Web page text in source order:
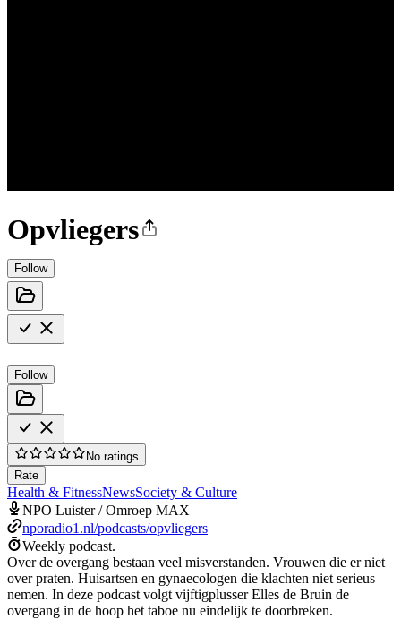
Opvliegers
Follow
Follow
No ratings
Rate
Health & FitnessNewsSociety & Culture
NPO Luister / Omroep MAX
nporadio1.nl/podcasts/opvliegers
Weekly podcast.
Over de overgang bestaan veel misverstanden. Vrouwen die er niet
over praten. Huisartsen en gynaecologen die klachten niet serieus
nemen. In deze podcast volgt vijftigplusser Elles de Bruin de
overgang in de hoop het taboe nu eindelijk te doorbreken.